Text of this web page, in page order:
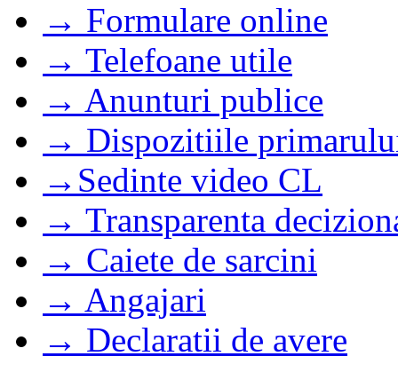
→ Formulare online
→ Telefoane utile
→ Anunturi publice
→ Dispozitiile
→Sedinte video CL
→ Transparenta
→ Caiete de sarcini
→ Angajari
→ Declaratii de avere